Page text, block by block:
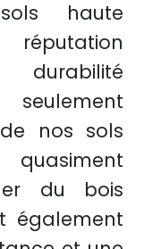
haute
nos sols
du bois
également